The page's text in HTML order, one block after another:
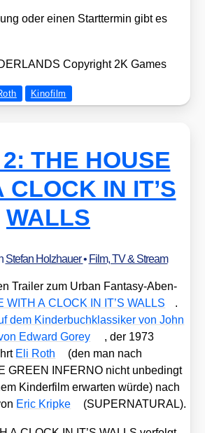
oder einen Start­ter­min gibt es
Copy­right 2K Games
Kinofilm
THE HOUSE
CLOCK IN IT’S
WALLS
Stefan Holzhauer• Film, TV & Stream
Trai­ler zum Urban Fan­ta­sy-Aben­
WITH A CLOCK IN IT’S WALLS
.
dem Kin­der­buch­klas­si­ker von John
Edward Gorey
, der 1973
Eli Roth
(den man nach
GREEN INFERNO nicht unbe­dingt
Kin­der­film erwar­ten wür­de) nach
Eric Krip­ke (SUPERNATURAL).